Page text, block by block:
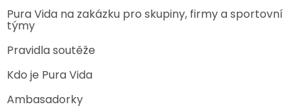
Pura Vida na zakázku pro skupiny, firmy a sportovní
týmy
Pravidla soutěže
Kdo je Pura Vida
Ambasadorky